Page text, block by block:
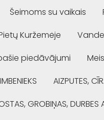
Šeimoms su vaikais
Kuržemėje
piedāvājumi
AIZPUTES,
GROBIŅAS, DURBES